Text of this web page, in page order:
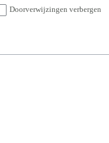
Doorverwijzingen verbergen